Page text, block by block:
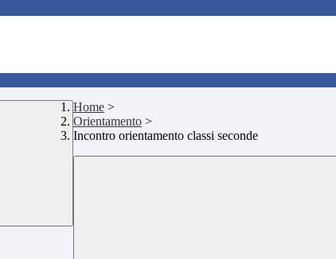
Home >
Orientamento >
Incontro orientamento classi seconde